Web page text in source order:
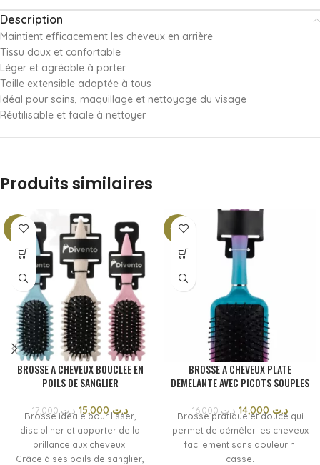
Description
Maintient efficacement les cheveux en arrière
Tissu doux et confortable
Léger et agréable à porter
Taille extensible adaptée à tous
Idéal pour soins, maquillage et nettoyage du visage
Réutilisable et facile à nettoyer
Produits similaires
-12%
BROSSE A CHEVEUX BOUCLEE EN
POILS DE SANGLIER
د.ت17,000 د.ت15,000
Brosse idéale pour lisser,
discipliner et apporter de la
brillance aux cheveux.
Grâce à ses poils de sanglier,
-13%
BROSSE A CHEVEUX PLATE
DEMELANTE AVEC PICOTS SOUPLES
د.ت16,000 د.ت
Brosse pratique et douce qui
permet de démêler les cheveux
facilement sans douleur ni
casse.